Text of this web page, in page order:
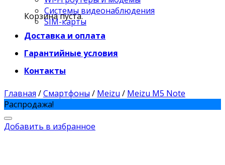
Корзина пуста.
Системы видеонаблюдения
SIM-карты
Доставка и оплата
Гарантийные условия
Контакты
Главная /Смартфоны / Meizu / Meizu M5 Note
Распродажа!
Добавить в избранное